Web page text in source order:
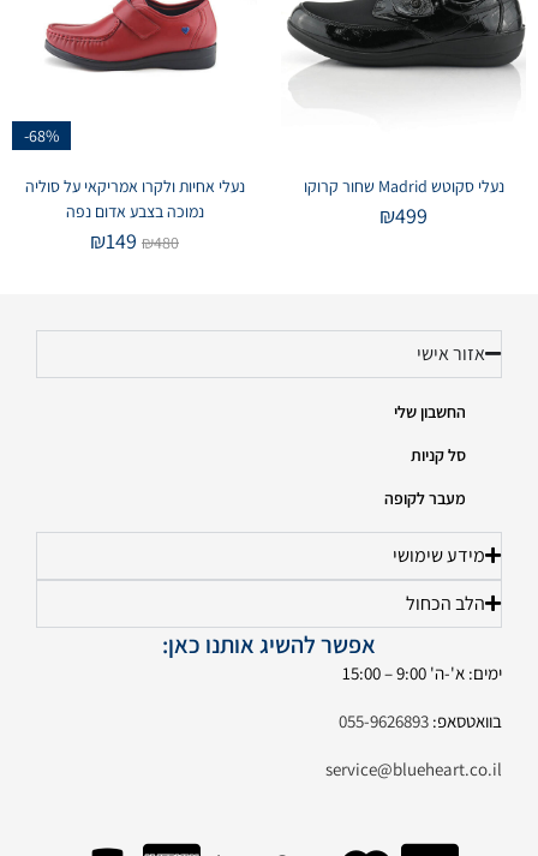
נעלי סקוטש Madrid שחור קרוקו
₪499
-68%
נעלי אחיות ולקרו אמריקאי על סוליה
נמוכה בצבע אדום נפה
₪480
₪149
אזור אישי
החשבון שלי
סל קניות
מעבר לקופה
מידע שימושי
הלב הכחול
אפשר להשיג אותנו כאן:
ימים: א'-ה' 9:00 – 15:00
בוואטסאפ: 055-9626893
service@blueheart.co.il